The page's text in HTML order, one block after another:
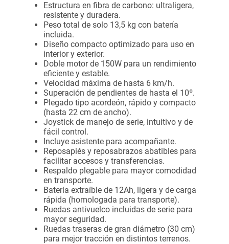
Estructura en fibra de carbono: ultraligera,
resistente y duradera.
Peso total de solo 13,5 kg con batería
incluida.
Diseño compacto optimizado para uso en
interior y exterior.
Doble motor de 150W para un rendimiento
eficiente y estable.
Velocidad máxima de hasta 6 km/h.
Superación de pendientes de hasta el 10º.
Plegado tipo acordeón, rápido y compacto
(hasta 22 cm de ancho).
Joystick de manejo de serie, intuitivo y de
fácil control.
Incluye asistente para acompañante.
Reposapiés y reposabrazos abatibles para
facilitar accesos y transferencias.
Respaldo plegable para mayor comodidad
en transporte.
Batería extraíble de 12Ah, ligera y de carga
rápida (homologada para transporte).
Ruedas antivuelco incluidas de serie para
mayor seguridad.
Ruedas traseras de gran diámetro (30 cm)
para mejor tracción en distintos terrenos.